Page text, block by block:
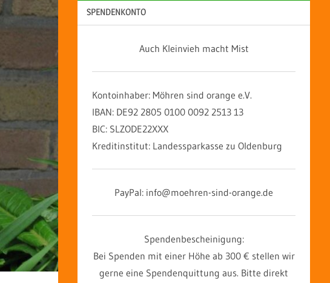
SPENDENKONTO
Auch Kleinvieh macht Mist
Kontoinhaber: Möhren sind orange e.V.
IBAN: DE92 2805 0100 0092 2513 13
BIC: SLZODE22XXX
Kreditinstitut: Landessparkasse zu Oldenburg
PayPal: info@moehren-sind-orange.de
Spendenbescheinigung:
Bei Spenden mit einer Höhe ab 300 € stellen wir
gerne eine Spendenquittung aus. Bitte direkt